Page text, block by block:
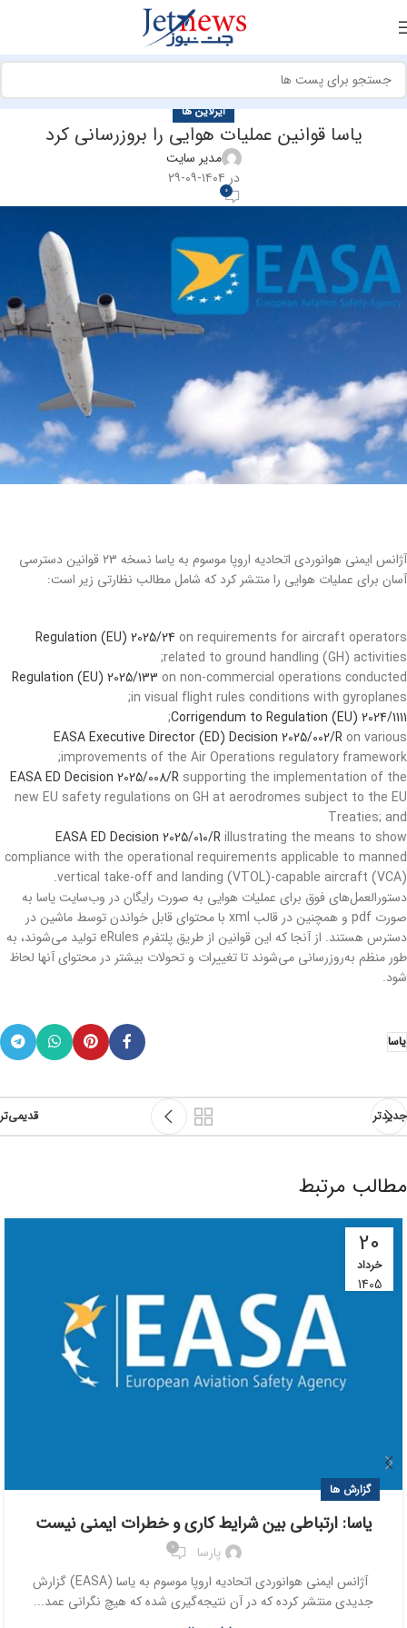
ایرلاین ها
یاسا قوانین عملیات هوایی را بروزرسانی کرد
مدیر سایت
در ۱۴۰۴-۰۹-۲۹
0
آژانس ایمنی هوانوردی اتحادیه اروپا موسوم به یاسا نسخه ۲۳ قوانین دسترسی
آسان برای عملیات هوایی را منتشر کرد که شامل مطالب نظارتی زیر است:
Regulation (EU) 2025/24 on requirements for aircraft operators
related to ground handling (GH) activities;
Regulation (EU) 2025/133 on non-commercial operations conducted
in visual flight rules conditions with gyroplanes;
Corrigendum to Regulation (EU) 2024/1111
;
EASA Executive Director (ED) Decision 2025/002/Ron various
improvements of the Air Operations regulatory framework;
EASA ED Decision 2025/008/R supporting the implementation of the
new EU safety regulations on GH at aerodromes subject to the EU
Treaties; and
EASA ED Decision 2025/010/Rillustrating the means to show
compliance with the operational requirements applicable to manned
vertical take-off and landing (VTOL)-capable aircraft (VCA).
دستورالعمل‌های فوق برای عملیات هوایی به صورت رایگان در وب‌سایت یاسا به
صورت pdf و همچنین در قالب xml با محتوای قابل خواندن توسط ماشین در
دسترس هستند. از آنجا که این قوانین از طریق پلتفرم eRules تولید می‌شوند، به
طور منظم به‌روزرسانی می‌شوند تا تغییرات و تحولات بیشتر در محتوای آنها لحاظ
شود.
یاسا
جدیدتر قدیمی‌تر
مطالب مرتبط
20
خرداد
1405
گزارش ها
یاسا: ارتباطی بین شرایط کاری و خطرات ایمنی نیست
پارسا 0
آژانس ایمنی هوانوردی اتحادیه اروپا موسوم به یاسا (EASA) گزارش
جدیدی منتشر کرده که در آن نتیجه‌گیری شده که هیچ نگرانی عمد...